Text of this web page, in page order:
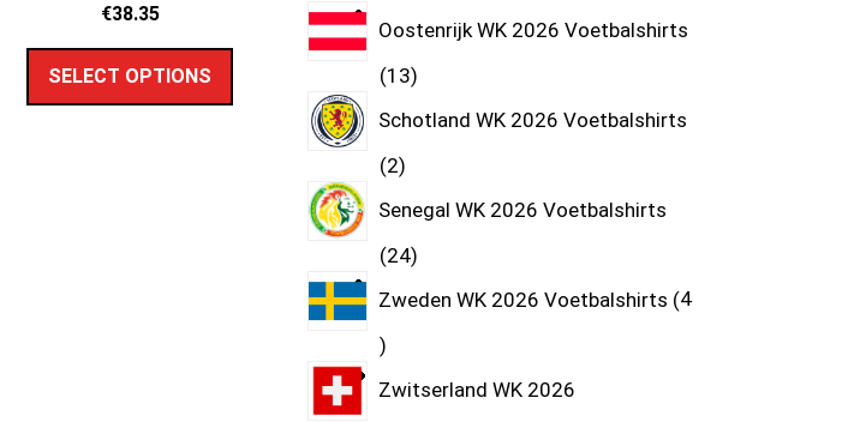
€38.35
SELECT OPTIONS
Oostenrijk WK 2026 Voetbalshirts
13
Schotland WK 2026 Voetbalshirts
2
Senegal WK 2026 Voetbalshirts
24
Zweden WK 2026 Voetbalshirts 4
Zwitserland WK 2026